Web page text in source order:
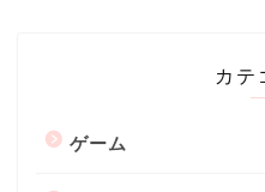
カテ
ゲーム